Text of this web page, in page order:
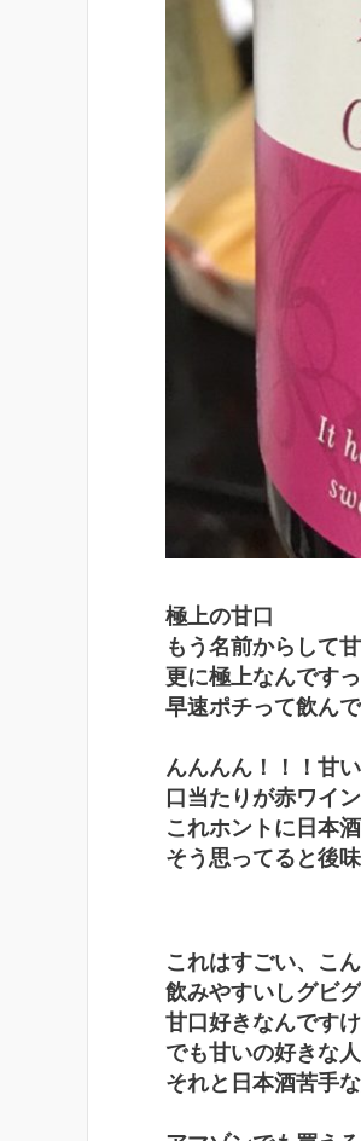
極上の甘口
もう名前からして
更に極上なんですっ
早速ポチって飲ん
んんんん！！！甘
口当たりが赤ワイ
これホントに日本
そう思ってると後
これはすごい、こ
飲みやすいしグビ
甘口好きなんです
でも甘いの好きな
それと日本酒苦手